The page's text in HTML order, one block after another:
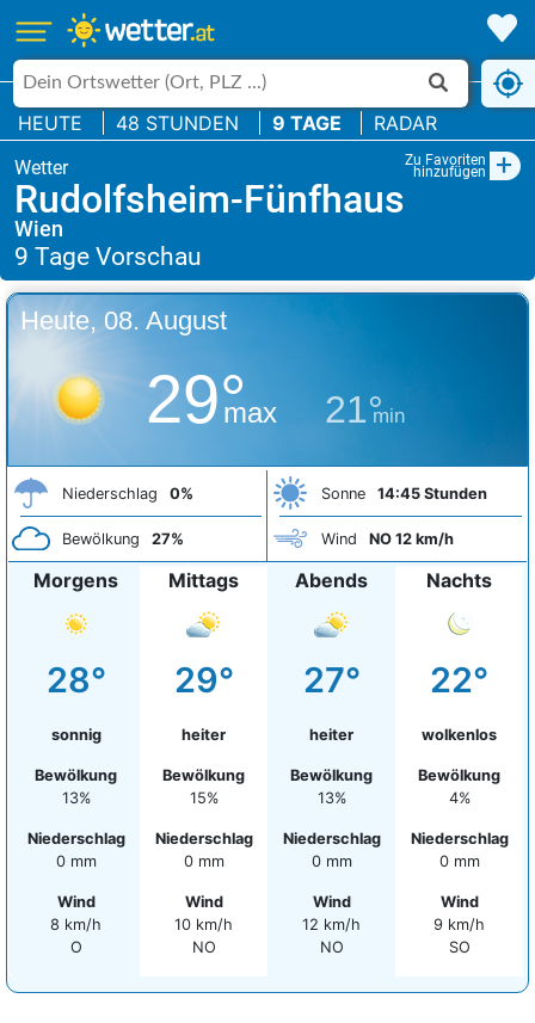
HEUTE 48 STUNDEN 9 TAGE RADAR
Zu Favoriten
hinzufügen +
Rudolfsheim-Fünfhaus
Wien
Heute, 08. August
29°
max 21°
min
Niederschlag 0%
Bewölkung 27%
Sonne 14:45 Stunden
Wind NO 12 km/h
Morgens
28°
sonnig
Bewölkung
13%
Niederschlag
0 mm
Wind
8 km/h
O
Mittags
29°
heiter
Bewölkung
15%
Niederschlag
0 mm
Wind
10 km/h
NO
Abends
27°
heiter
Bewölkung
13%
Niederschlag
0 mm
Wind
12 km/h
NO
Nachts
22°
wolkenlos
Bewölkung
4%
Niederschlag
0 mm
Wind
9 km/h
SO